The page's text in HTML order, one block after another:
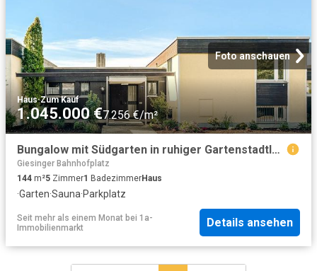
Foto anschauen
Haus·Zum Kauf
1.045.000 €7.256 €/m²
Bungalow mit Südgarten in ruhiger Gartenstadtlage am Ostpark
Giesinger Bahnhofplatz
144 m²5 Zimmer1 BadezimmerHaus
·Garten·Sauna·Parkplatz
Seit mehr als einem Monat bei 1a-
Immobilienmarkt
Details ansehen